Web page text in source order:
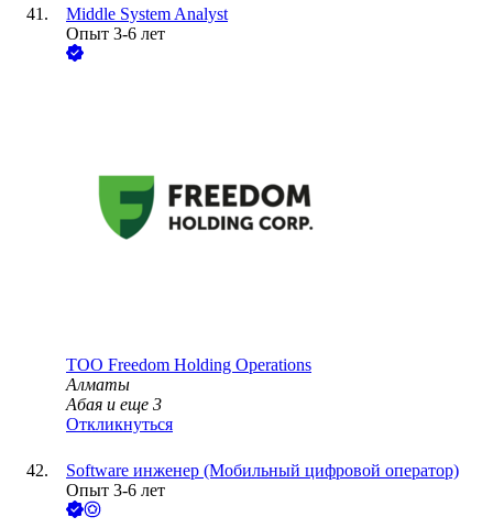
Middle System Analyst
Опыт 3-6 лет
ТОО Freedom Holding Operations
Алматы
Абая и еще 3
Откликнуться
Software инженер (Мобильный цифровой оператор)
Опыт 3-6 лет